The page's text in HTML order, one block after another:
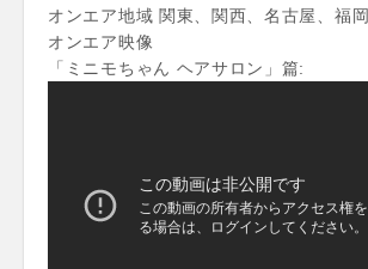
オンエア地域 関東、関西、名古屋、福岡
オンエア映像
「ミニモちゃん ヘアサロン」篇: